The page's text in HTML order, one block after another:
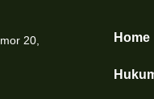
20,
Home